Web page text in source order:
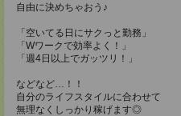
自由に決めちゃおう♪
「空いてる日にサクっと勤務」
「Wワークで効率よく！」
「週4日以上でガッツリ！」
などなど…！！
自分のライフスタイルに合わせて
無理なくしっかり稼げます◎